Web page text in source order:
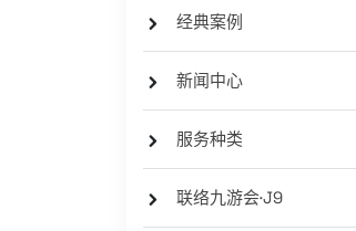
经典案例
新闻中心
服务种类
联络九游会·J9